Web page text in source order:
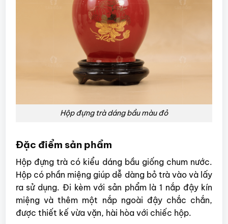
Hộp đựng trà dáng bầu màu đỏ
Đặc điểm sản phẩm
Hộp đựng trà có kiểu dáng bầu giống chum nước.
Hộp có phần miệng giúp dễ dàng bỏ trà vào và lấy
ra sử dụng. Đi kèm với sản phẩm là 1 nắp đậy kín
miệng và thêm một nắp ngoài đậy chắc chắn,
được thiết kế vừa vặn, hài hòa với chiếc hộp.